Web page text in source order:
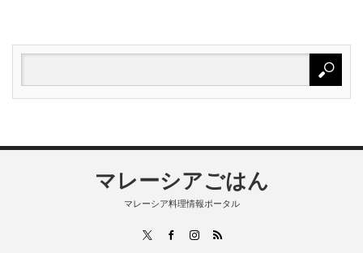
マレーシアごはん
マレーシア料理情報ポータル
FacebookInstagram
RSS